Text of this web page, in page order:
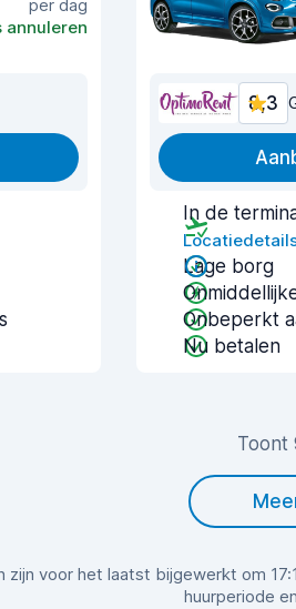
per dag
annuleren
8,3
In de
Lage borg
Onbeperkt
Nu betalen
Toont
zijn voor het laatst bijgewerkt om
huurperiode